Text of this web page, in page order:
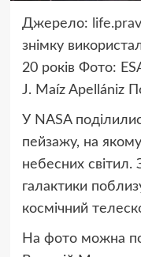
Джерело:
знімку
20 років Фото:
J. Maíz Apellániz
У NASA
пейзажу, на
небесних світил.
галактики
космічний
На фото можна